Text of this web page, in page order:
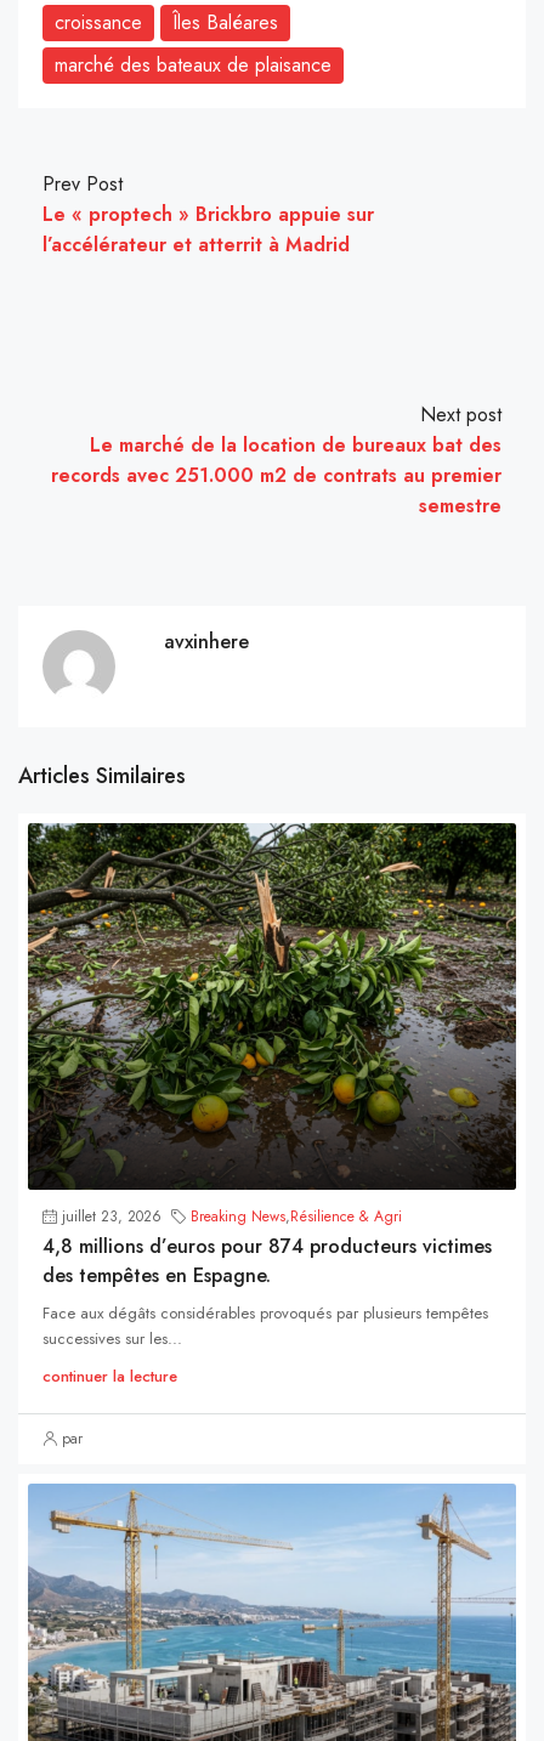
croissance
Îles Baléares
marché des bateaux de plaisance
Prev Post
Le « proptech » Brickbro appuie sur
l’accélérateur et atterrit à Madrid
Next post
Le marché de la location de bureaux bat des
records avec 251.000 m2 de contrats au premier
semestre
avxinhere
Articles Similaires
juillet 23, 2026 Breaking News,Résilience & Agri
4,8 millions d’euros pour 874 producteurs victimes
des tempêtes en Espagne.
Face aux dégâts considérables provoqués par plusieurs tempêtes
successives sur les...
continuer la lecture
par